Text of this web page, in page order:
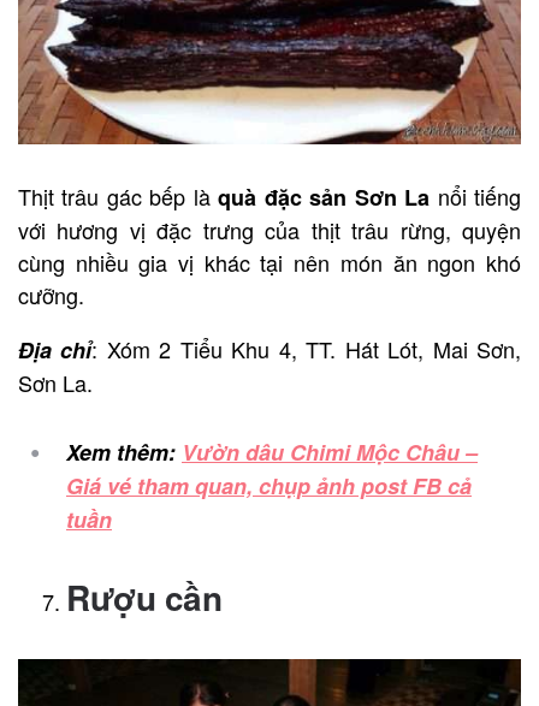
Thịt trâu gác bếp làquà đặc sản Sơn La nổi tiếng
với hương vị đặc trưng của thịt trâu rừng, quyện
cùng nhiều gia vị khác tại nên món ăn ngon khó
cưỡng.
Địa chỉ: Xóm 2 Tiểu Khu 4, TT. Hát Lót, Mai Sơn,
Sơn La.
Xem thêm: Vườn dâu Chimi Mộc Châu –
Giá vé tham quan, chụp ảnh post FB cả
tuần
Rượu cần